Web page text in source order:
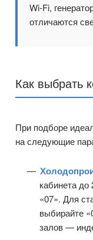
Wi-Fi,
отличаются
Как выбрать
При подборе
на следующие
кабинета
«07». Для
выбирайте
залов —